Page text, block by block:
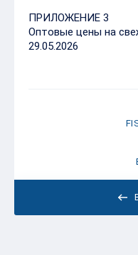
ПРИЛОЖЕНИЕ 3
Оптовые цены на
29.05.2026